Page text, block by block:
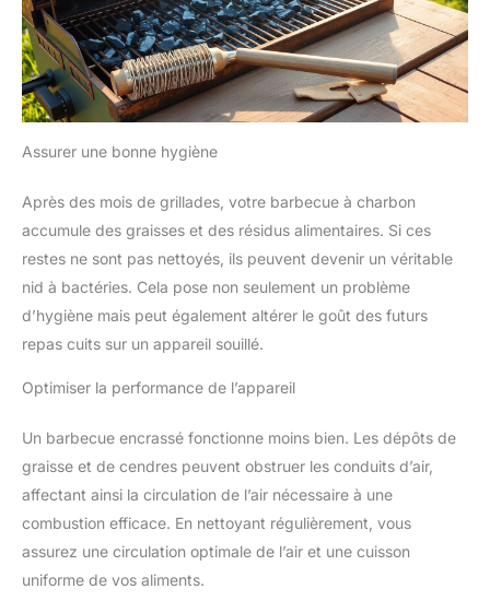
Assurer une bonne hygiène
Après des mois de grillades, votre barbecue à charbon
accumule des graisses et des résidus alimentaires. Si ces
restes ne sont pas nettoyés, ils peuvent devenir un véritable
nid à bactéries. Cela pose non seulement un problème
d’hygiène mais peut également altérer le goût des futurs
repas cuits sur un appareil souillé.
Optimiser la performance de l’appareil
Un barbecue encrassé fonctionne moins bien. Les dépôts de
graisse et de cendres peuvent obstruer les conduits d’air,
affectant ainsi la circulation de l’air nécessaire à une
combustion efficace. En nettoyant régulièrement, vous
assurez une circulation optimale de l’air et une cuisson
uniforme de vos aliments.